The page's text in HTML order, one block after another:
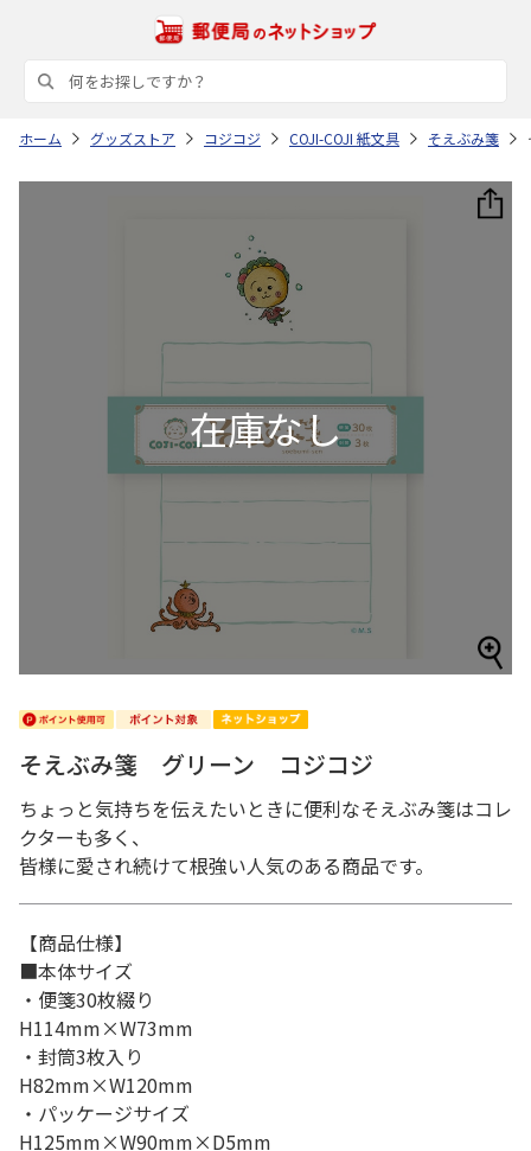
ホーム グッズストア コジコジ COJI-COJI 紙文具 そえぶみ箋
そえぶみ箋 グリーン コジコジ
ちょっと気持ちを伝えたいときに便利なそえぶみ箋はコレ
クターも多く、
皆様に愛され続けて根強い人気のある商品です。
【商品仕様】
■本体サイズ
・便箋30枚綴り
H114mm×W73mm
・封筒3枚入り
H82mm×W120mm
・パッケージサイズ
H125mm×W90mm×D5mm